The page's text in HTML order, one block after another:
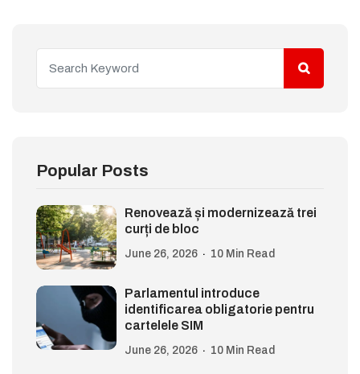
Popular Posts
Renovează și modernizează trei
curți de bloc
June 26, 2026 10 Min Read
Parlamentul introduce
identificarea obligatorie pentru
cartelele SIM
June 26, 2026 10 Min Read